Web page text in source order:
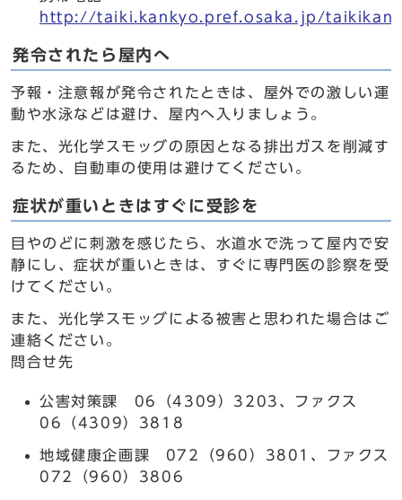
http://taiki.kankyo.pref.osaka.jp/
発令されたら屋内へ
予報・注意報が発令されたときは、屋外での激しい運
動や水泳などは避け、屋内へ入りましょう。
また、光化学スモッグの原因となる排出ガスを削減す
るため、自動車の使用は避けてください。
症状が重いときはすぐに受診を
目やのどに刺激を感じたら、水道水で洗って屋内で安
静にし、症状が重いときは、すぐに専門医の診察を受
けてください。
また、光化学スモッグによる被害と思われた場合はご
連絡ください。
問合せ先
公害対策課 06（4309）3203、ファクス
06（4309）3818
地域健康企画課 072（960）3801、ファクス
072（960）3806